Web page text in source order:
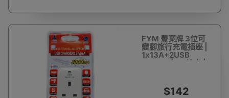
FYM 豊葉牌 3位可
變腳旅行充電插座 |
1x13A+2USB
Type-A | 3A快充 |
$142